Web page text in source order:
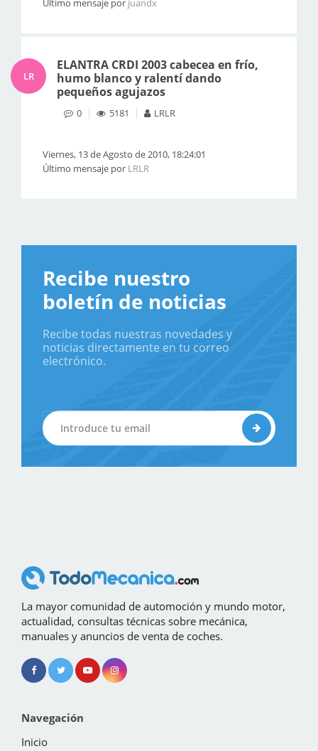
Último mensaje por juandx
LR
ELANTRA CRDI 2003 cabecea en frío,
humo blanco y ralentí dando
pequeños agujazos
0 5181 LRLR
Viernes, 13 de Agosto de 2010, 18:24:01
Último mensaje por LRLR
Recibe nuestro
boletín de noticias
Recibe todas nuestras novedades y
noticias directamente en tu correo
electrónico.
La mayor comunidad de automoción y mundo motor,
actualidad, consultas técnicas sobre mecánica,
manuales y anuncios de venta de coches.
Navegación
Inicio